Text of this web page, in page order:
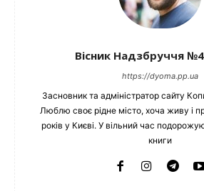
Вісник Надзбруччя
https://dyoma.pp.ua
Засновник та адміністратор сайту
Люблю своє рідне місто, хоча живу і
років у Києві. У вільний час
книги